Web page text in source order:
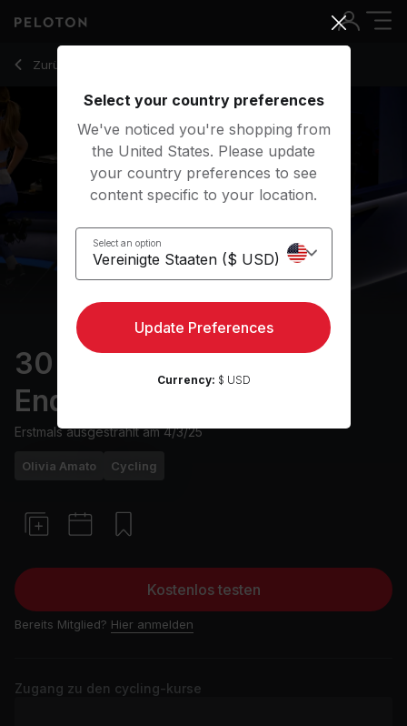
Zurück zu Cycling-Kurse
Zurück
30 min Power Zone
Endurance Ride
Erstmals ausgestrahlt am4/3/25
Olivia Amato Cycling
Kostenlos testen
Bereits Mitglied? Hier anmelden
Zugang zu den cycling-kurse
Select your country preferences
We've noticed you're shopping from
the United States. Please update
your country preferences to see
content specific to your location.
Select an option
Update Preferences
Currency: $ USD